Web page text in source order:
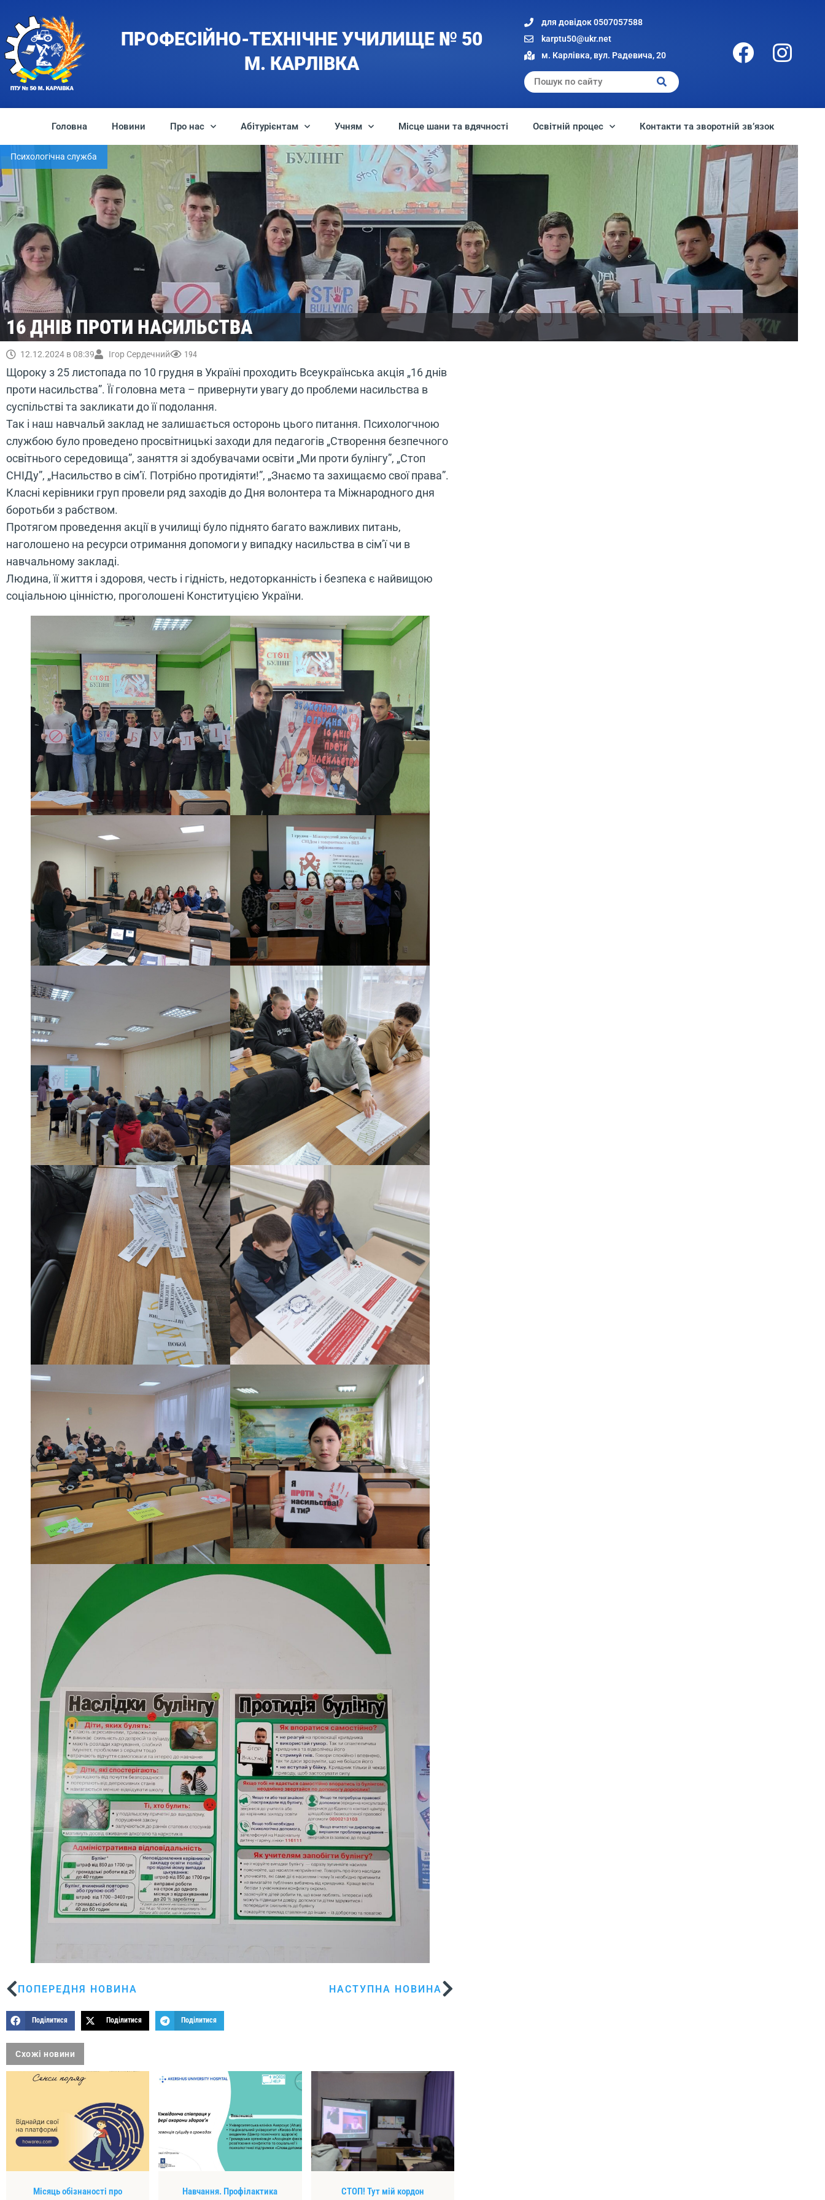
ПРОФЕСІЙНО-ТЕХНІЧНЕ УЧИЛИЩЕ № 50
М. КАРЛІВКА
для довідок 0507057588
karptu50@ukr.net
м. Карлівка, вул. Радевича, 20
Головна Новини Про нас Абітурієнтам Учням Місце шани та вдячності Освітній процес Контакти та зворотній зв’язок
Психологічна служба
16 ДНІВ ПРОТИ НАСИЛЬСТВА
12.12.2024 в 08:39 Ігор Сердечний 194
Щороку з 25 листопада по 10 грудня в Україні проходить Всеукраїнська акція „16 днів
проти насильства”. Її головна мета – привернути увагу до проблеми насильства в
суспільстві та закликати до її подолання.
Так і наш навчальй заклад не залишається осторонь цього питання. Психологчною
службою було проведено просвітницькі заходи для педагогів „Створення безпечного
освітнього середовища”, заняття зі здобувачами освіти „Ми проти булінгу”, „Стоп
СНІДу”, „Насильство в сім’ї. Потрібно протидіяти!”, „Знаємо та захищаємо свої права”.
Класні керівники груп провели ряд заходів до Дня волонтера та Міжнародного дня
боротьби з рабством.
Протягом проведення акції в училищі було піднято багато важливих питань,
наголошено на ресурси отримання допомоги у випадку насильства в сім’ї чи в
навчальному закладі.
Людина, її життя і здоровя, честь і гідність, недоторканність і безпека є найвищою
соціальною цінністю, проголошені Конституцією України.
ПОПЕРЕДНЯ НОВИНА НАСТУПНА НОВИНА
Поділитися Поділитися Поділитися
Схожі новини
Місяць обізнаності про Навчання. Профілактика СТОП! Тут мій кордон